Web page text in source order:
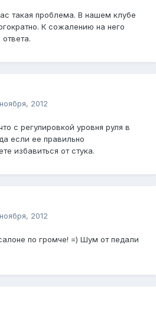
такая проблема. В нашем клубе
К сожалению на него
2012
с регулировкой уровня руля в
если ее правильно
избавиться от стука.
2012
по громче! =) Шум от педали